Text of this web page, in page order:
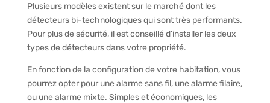
Plusieurs modèles existent sur le marché dont les
détecteurs bi-technologiques qui sont très performants.
Pour plus de sécurité, il est conseillé d’installer les deux
types de détecteurs dans votre propriété.
En fonction de la configuration de votre habitation, vous
pourrez opter pour une alarme sans fil, une alarme filaire,
ou une alarme mixte. Simples et économiques, les